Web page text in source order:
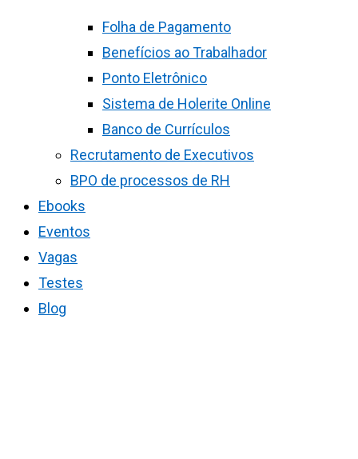
Folha de Pagamento
Benefícios ao Trabalhador
Ponto Eletrônico
Sistema de Holerite Online
Banco de Currículos
Recrutamento de Executivos
BPO de processos de RH
Ebooks
Eventos
Vagas
Testes
Blog